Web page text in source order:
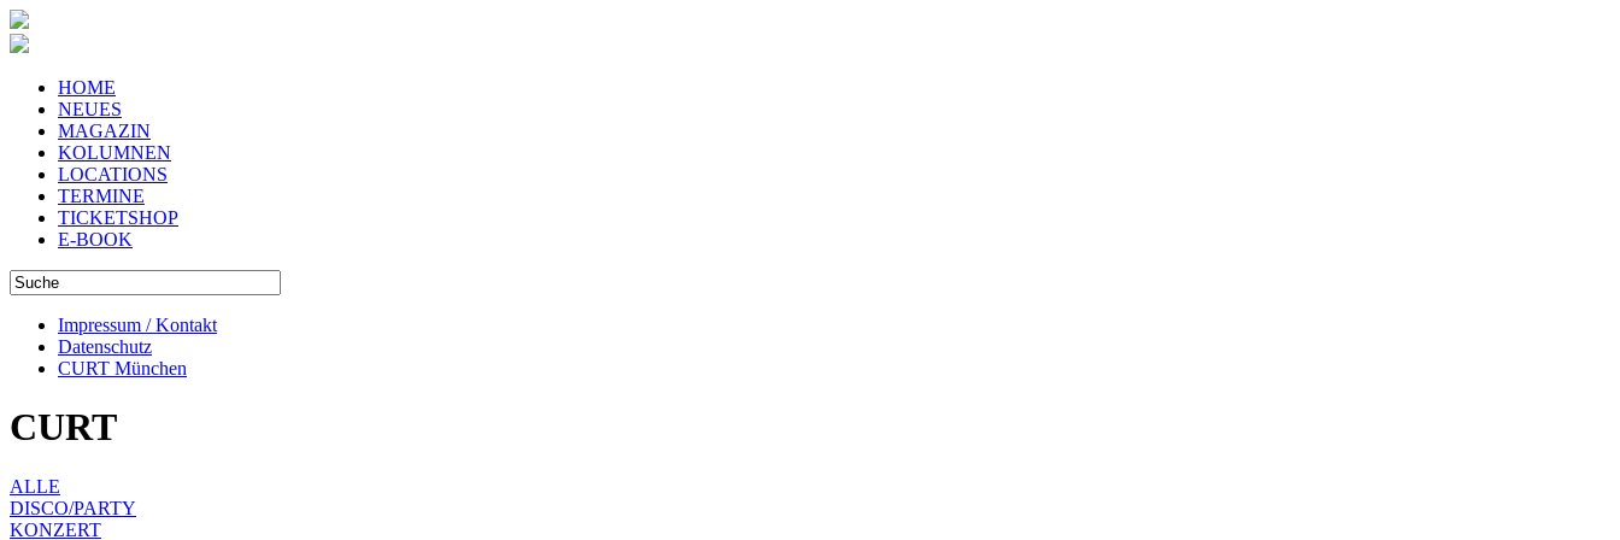
HOME
NEUES
MAGAZIN
KOLUMNEN
LOCATIONS
TERMINE
TICKETSHOP
E-BOOK
Impressum / Kontakt
Datenschutz
CURT München
CURT
ALLE
DISCO/PARTY
KONZERT